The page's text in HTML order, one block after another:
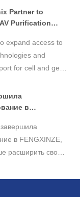
applications.
Partner to
Purification
expand access to
and
for cell and gene
в
в FENGXINZE,
расширить свое
позиции в